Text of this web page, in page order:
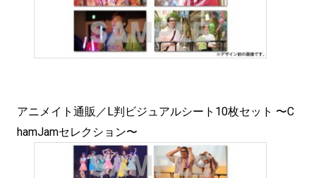
アニメイト通販／L判ビジュアルシート10枚セット 〜C
hamJamセレクション〜